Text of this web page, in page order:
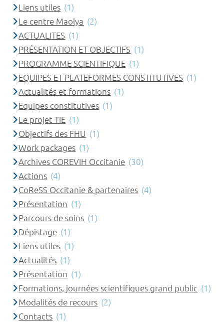
Liens utiles (1)
Le centre Maolya (2)
ACTUALITES (1)
PRÉSENTATION ET OBJECTIFS (1)
PROGRAMME SCIENTIFIQUE (1)
EQUIPES ET PLATEFORMES CONSTITUTIVES (1)
Actualités et formations (1)
Equipes constitutives (1)
Le projet TIE (1)
Objectifs des FHU (1)
Work packages (1)
Archives COREVIH Occitanie (30)
Actions (4)
CoReSS Occitanie & partenaires (4)
Présentation (1)
Parcours de soins (1)
Dépistage (1)
Liens utiles (1)
Actualités (1)
Présentation (1)
Formations, journées scientifiques grand public (1)
Modalités de recours (2)
Contacts (1)